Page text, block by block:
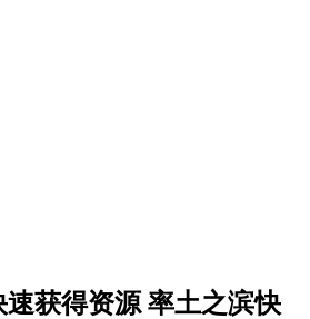
获得资源 率土之滨快